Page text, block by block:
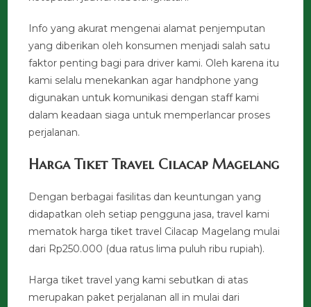
Info yang akurat mengenai alamat penjemputan
yang diberikan oleh konsumen menjadi salah satu
faktor penting bagi para driver kami. Oleh karena itu
kami selalu menekankan agar handphone yang
digunakan untuk komunikasi dengan staff kami
dalam keadaan siaga untuk memperlancar proses
perjalanan.
Harga Tiket Travel Cilacap Magelang
Dengan berbagai fasilitas dan keuntungan yang
didapatkan oleh setiap pengguna jasa, travel kami
mematok harga tiket travel Cilacap Magelang mulai
dari Rp250.000 (dua ratus lima puluh ribu rupiah).
Harga tiket travel yang kami sebutkan di atas
merupakan paket perjalanan all in mulai dari